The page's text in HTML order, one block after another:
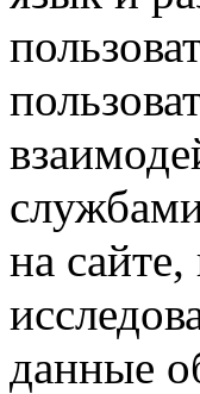
на сайте,
данные